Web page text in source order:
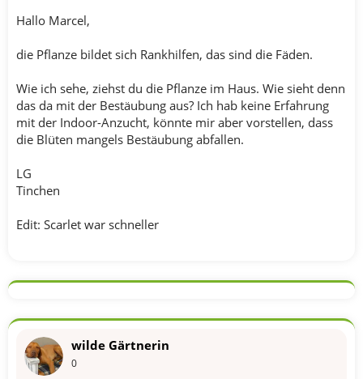
Hallo Marcel,
die Pflanze bildet sich Rankhilfen, das sind die Fäden.
Wie ich sehe, ziehst du die Pflanze im Haus. Wie sieht denn
das da mit der Bestäubung aus? Ich hab keine Erfahrung
mit der Indoor-Anzucht, könnte mir aber vorstellen, dass
die Blüten mangels Bestäubung abfallen.
LG
Tinchen
Edit: Scarlet war schneller
wilde Gärtnerin
0